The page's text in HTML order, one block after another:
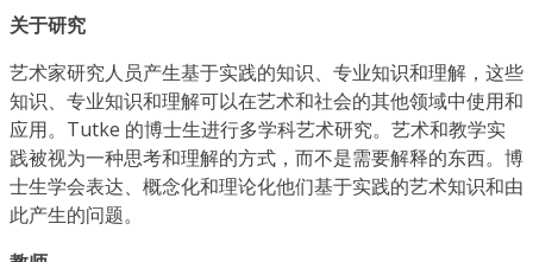
关于研究
艺术家研究人员产生基于实践的知识、专业知识和理解，这些
知识、专业知识和理解可以在艺术和社会的其他领域中使用和
应用。Tutke 的博士生进行多学科艺术研究。艺术和教学实
践被视为一种思考和理解的方式，而不是需要解释的东西。博
士生学会表达、概念化和理论化他们基于实践的艺术知识和由
此产生的问题。